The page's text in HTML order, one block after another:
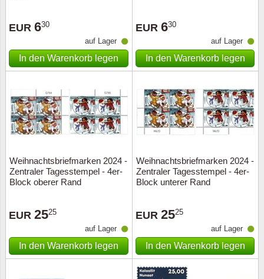
EUR 630
auf Lager
In den Warenkorb legen
EUR 630
auf Lager
In den Warenkorb legen
Weihnachtsbriefmarken 2024 -
Zentraler Tagesstempel - 4er-
Block oberer Rand
EUR 2525
auf Lager
In den Warenkorb legen
Weihnachtsbriefmarken 2024 -
Zentraler Tagesstempel - 4er-
Block unterer Rand
EUR 2525
auf Lager
In den Warenkorb legen